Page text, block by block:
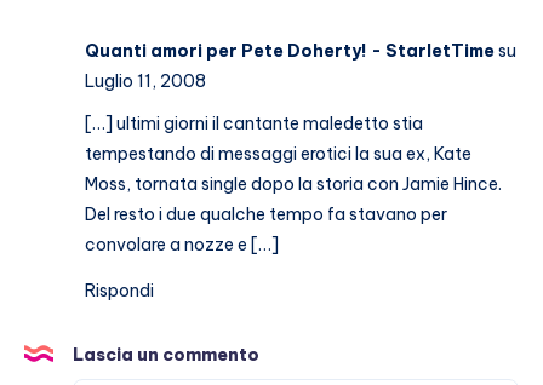
storia
Quanti amori per Pete Doherty! - StarletTimesu
Luglio 11, 2008
[…] ultimi giorni il cantante maledetto stia
tempestando di messaggi erotici la sua ex, Kate
Moss, tornata single dopo la storia con Jamie Hince.
Del resto i due qualche tempo fa stavano per
convolare a nozze e […]
Rispondi
Lascia un commento